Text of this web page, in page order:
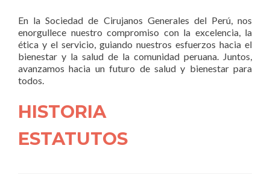
En la Sociedad de Cirujanos Generales del Perú, nos
enorgullece nuestro compromiso con la excelencia, la
ética y el servicio, guiando nuestros esfuerzos hacia el
bienestar y la salud de la comunidad peruana. Juntos,
avanzamos hacia un futuro de salud y bienestar para
todos.
HISTORIA
ESTATUTOS